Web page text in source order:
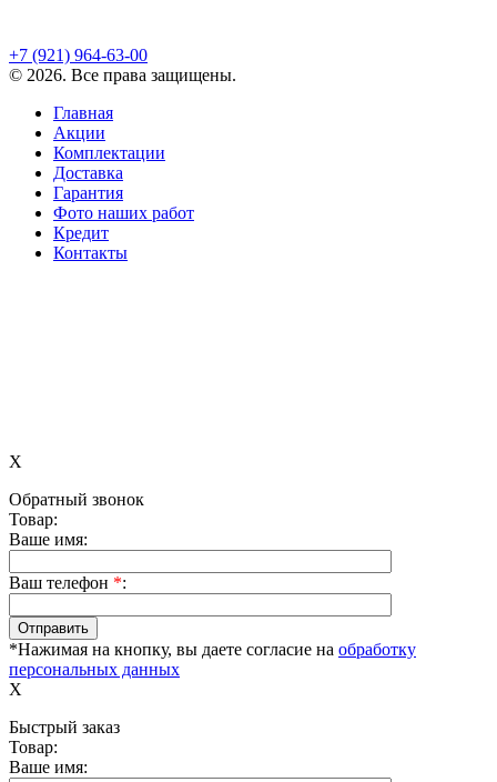
+7 (921) 964-63-00
© 2026. Все права защищены.
Главная
Акции
Комплектации
Доставка
Гарантия
Фото наших работ
Кредит
Контакты
X
Обратный звонок
Товар:
Ваше имя:
Ваш телефон *:
*Нажимая на кнопку, вы даете согласие на обработку
персональных данных
X
Быстрый заказ
Товар:
Ваше имя: